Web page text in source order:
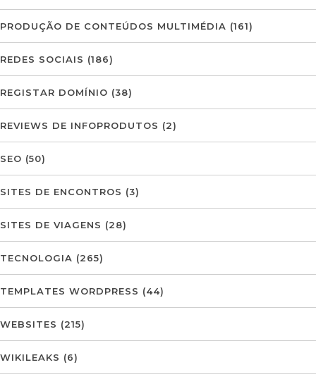
PRODUÇÃO DE CONTEÚDOS MULTIMÉDIA (161)
REDES SOCIAIS (186)
REGISTAR DOMÍNIO (38)
REVIEWS DE INFOPRODUTOS (2)
SEO (50)
SITES DE ENCONTROS (3)
SITES DE VIAGENS (28)
TECNOLOGIA (265)
TEMPLATES WORDPRESS (44)
WEBSITES (215)
WIKILEAKS (6)